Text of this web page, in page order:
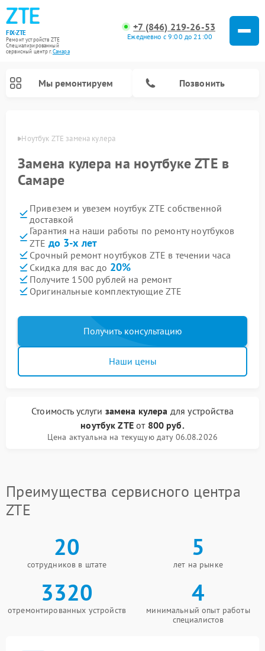
FIX-ZTE
Ремонт устройств ZTE
Специализированный
cервисный центр г.Самара
+7 (846) 219-26-53
Ежедневно с 9:00 до 21:00
Мы ремонтируем Позвонить
Ноутбук ZTE замена кулера
Замена кулера на ноутбуке ZTE в
Самаре
Привезем и увезем ноутбук ZTE собственной
доставкой
Гарантия на наши работы по ремонту ноутбуков
ZTE до 3-х лет
Срочный ремонт ноутбуков ZTE в течении часа
Скидка для вас до 20%
Получите 1500 рублей на ремонт
Оригинальные комплектующие ZTE
Получить консультацию
Наши цены
Стоимость услуги замена кулера для устройства
ноутбук ZTEот 800 руб.
Цена актуальна на текущую дату 06.08.2026
Преимущества сервисного центра
ZTE
20
сотрудников в штате
5
лет на рынке
3320
отремонтированных устройств
4
минимальный опыт работы
специалистов